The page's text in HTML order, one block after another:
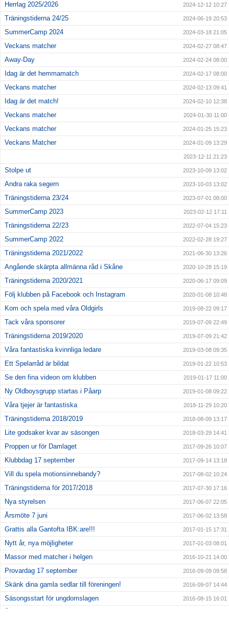
Herrlag 2025/2026 2024-12-12 10:27
Träningstiderna 24/25 2024-06-19 20:53
SummerCamp 2024 2024-03-18 21:05
Veckans matcher 2024-02-27 08:47
Away-Day 2024-02-24 08:00
Idag är det hemmamatch 2024-02-17 08:00
Veckans matcher 2024-02-13 09:41
Idag är det match! 2024-02-10 12:38
Veckans matcher 2024-01-30 11:00
Veckans matcher 2024-01-25 15:23
Veckans Matcher 2024-01-09 13:29
2023-12-11 21:23
Stolpe ut 2023-10-09 13:02
Andra raka segern 2023-10-03 13:02
Träningstiderna 23/24 2023-07-01 08:00
SummerCamp 2023 2023-02-12 17:11
Träningstiderna 22/23 2022-07-04 15:23
SummerCamp 2022 2022-02-28 19:27
Träningstiderna 2021/2022 2021-06-30 13:26
Angående skärpta allmänna råd i Skåne 2020-10-28 15:19
Träningstiderna 2020/2021 2020-06-17 09:09
Följ klubben på Facebook och Instagram 2020-01-08 10:48
Kom och spela med våra Oldgirls 2019-08-22 09:17
Tack våra sponsorer 2019-07-09 22:49
Träningstiderna 2019/2020 2019-07-09 21:42
Våra fantastiska kvinnliga ledare 2019-03-08 09:35
Ett Spelarråd är bildat 2019-01-22 10:53
Se den fina videon om klubben 2019-01-17 11:00
Ny Oldboysgrupp startas i Påarp 2019-01-08 09:22
Våra tjejer är fantastiska 2018-11-29 10:20
Träningstiderna 2018/2019 2018-08-09 13:17
Lite godsaker kvar av säsongen 2018-03-29 14:41
Proppen ur för Damlaget 2017-09-26 10:07
Klubbdag 17 september 2017-09-14 13:18
Vill du spela motionsinnebandy? 2017-08-02 10:24
Träningstiderna för 2017/2018 2017-07-30 17:16
Nya styrelsen 2017-06-07 22:05
Årsmöte 7 juni 2017-06-02 13:58
Grattis alla Gantofta IBK:are!!! 2017-01-15 17:31
Nytt år, nya möjligheter 2017-01-03 08:01
Massor med matcher i helgen 2016-10-21 14:00
Provardag 17 september 2016-09-09 09:58
Skänk dina gamla sedlar till föreningen! 2016-09-07 14:44
Säsongsstart för ungdomslagen 2016-08-15 16:01